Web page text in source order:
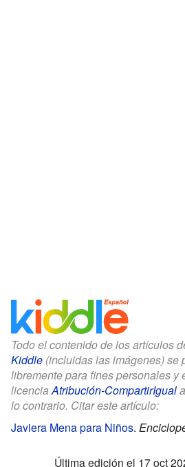
Todo el contenido de los artículos
Kiddle (incluidas las imágenes) se
libremente para fines personales y
licenciaAtribución-CompartirIgual
lo contrario. Citar este artículo:
Javiera Mena para Niños.
Última edición el 17 oct